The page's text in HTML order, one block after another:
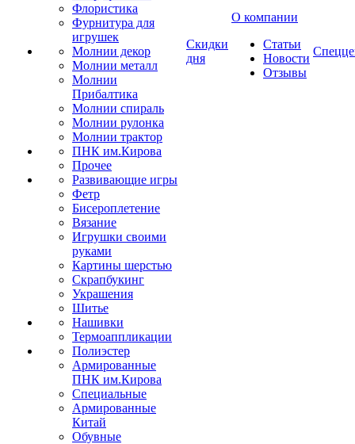
Флористика
Фурнитура для
игрушек
Молнии декор
Молнии металл
Молнии
Прибалтика
Молнии спираль
Молнии рулонка
Молнии трактор
ПНК им.Кирова
Прочее
Развивающие игры
Фетр
Бисероплетение
Вязание
Игрушки своими
руками
Картины шерстью
Скрапбукинг
Украшения
Шитье
Нашивки
Термоаппликации
Полиэстер
Армированные
ПНК им.Кирова
Специальные
Армированные
Китай
Обувные
Скидки
дня
О компании
Статьи
Новости
Отзывы